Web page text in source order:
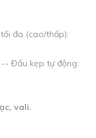
đa (cao/thấp):
Đầu kẹp tự động:
vali.